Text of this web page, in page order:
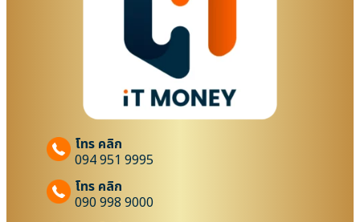
โทร คลิก
094 951 9995
โทร คลิก
090 998 9000